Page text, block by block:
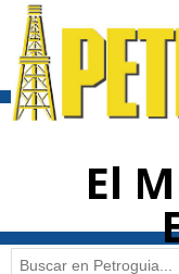
El
Buscar